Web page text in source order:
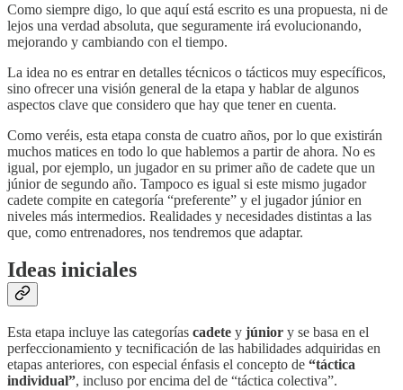
Como siempre digo, lo que aquí está escrito es una propuesta, ni de
lejos una verdad absoluta, que seguramente irá evolucionando,
mejorando y cambiando con el tiempo.
La idea no es entrar en detalles técnicos o tácticos muy específicos,
sino ofrecer una visión general de la etapa y hablar de algunos
aspectos clave que considero que hay que tener en cuenta.
Como veréis, esta etapa consta de cuatro años, por lo que existirán
muchos matices en todo lo que hablemos a partir de ahora. No es
igual, por ejemplo, un jugador en su primer año de cadete que un
júnior de segundo año. Tampoco es igual si este mismo jugador
cadete compite en categoría “preferente” y el jugador júnior en
niveles más intermedios. Realidades y necesidades distintas a las
que, como entrenadores, nos tendremos que adaptar.
Ideas iniciales
Esta etapa incluye las categorías cadete y júnior y se basa en el
perfeccionamiento y tecnificación de las habilidades adquiridas en
etapas anteriores, con especial énfasis el concepto de “táctica
individual”, incluso por encima del de “táctica colectiva”.